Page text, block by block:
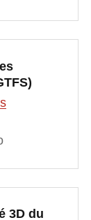
3D du